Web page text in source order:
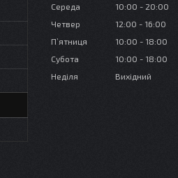
Середа
10:00
20:00
Четвер
12:00
16:00
Пʼятниця
10:00
18:00
Субота
10:00
18:00
Неділя
Вихідний